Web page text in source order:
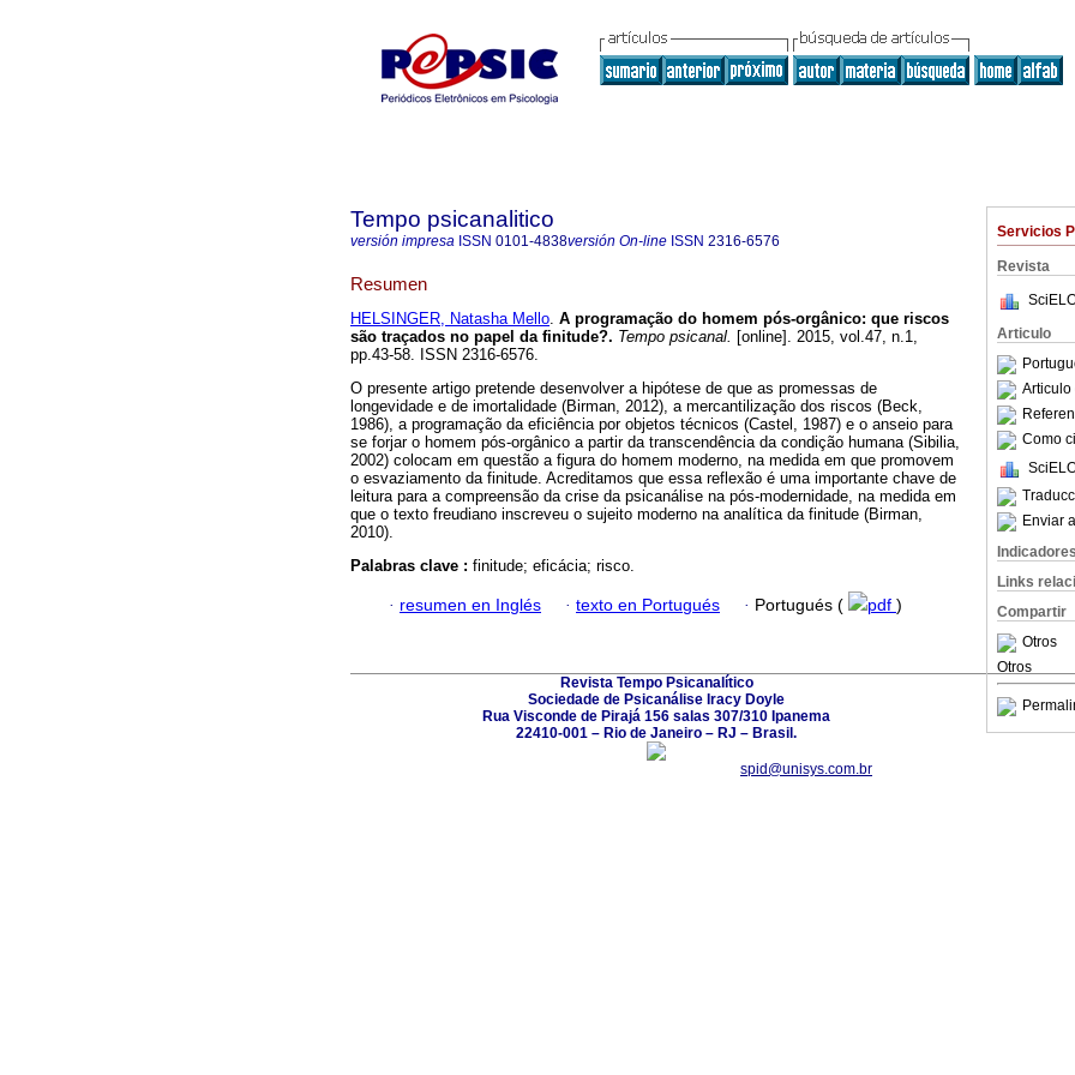
Servicios
Revista
Articulo
Articulo
Como
Enviar
Indicadores
Links
Compartir
Otros
Otros
Tempo psicanalitico
versión impresa ISSN 0101-4838versión On-line ISSN 2316-6576
Resumen
HELSINGER, Natasha Mello. A programação do homem pós-orgânico: que riscos
são traçados no papel da finitude?. Tempo psicanal. [online]. 2015, vol.47, n.1,
pp.43-58. ISSN 2316-6576.
O presente artigo pretende desenvolver a hipótese de que as promessas de
longevidade e de imortalidade (Birman, 2012), a mercantilização dos riscos (Beck,
1986), a programação da eficiência por objetos técnicos (Castel, 1987) e o anseio para
se forjar o homem pós-orgânico a partir da transcendência da condição humana (Sibilia,
2002) colocam em questão a figura do homem moderno, na medida em que promovem
o esvaziamento da finitude. Acreditamos que essa reflexão é uma importante chave de
leitura para a compreensão da crise da psicanálise na pós-modernidade, na medida em
que o texto freudiano inscreveu o sujeito moderno na analítica da finitude (Birman,
2010).
Palabras clave : finitude; eficácia; risco.
· resumen en Inglés · texto en Portugués · Portugués ( pdf )
Revista Tempo Psicanalítico
Sociedade de Psicanálise Iracy Doyle
Rua Visconde de Pirajá 156 salas 307/310 Ipanema
22410-001 – Rio de Janeiro – RJ – Brasil.
spid@unisys.com.br